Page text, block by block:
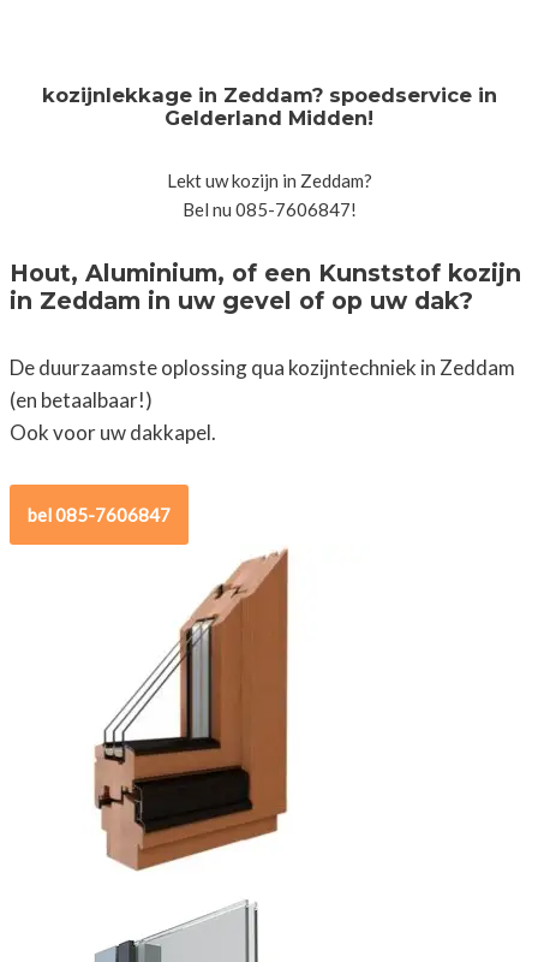
kozijnlekkage in Zeddam? spoedservice in
Gelderland Midden!
Lekt uw kozijn in Zeddam?
Bel nu 085-7606847!
Hout, Aluminium, of een Kunststof kozijn
in Zeddam in uw gevel of op uw dak?
De duurzaamste oplossing qua kozijntechniek in Zeddam
(en betaalbaar!)
Ook voor uw dakkapel.
bel 085-7606847